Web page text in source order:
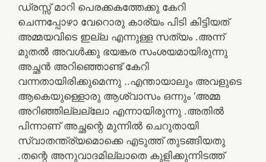
ഡ്രസ്സ് മാറി പെരക്കകത്തേക്കു കേറി
ചെന്നപ്പോഴാ വേറൊരു കാര്യം പിടി കിട്ടിയത്
അമ്മയവിടെ ഇല്ല എന്നുള്ള സത്യം .അന്ന്
മുതൽ അവൾക്കു ഭയങ്കര സംശയമായിരുന്നു
അച്ഛൻ അറിഞ്ഞൊണ്ട് കേറി
വന്നതായിരിക്കുമെന്നു ..എന്തായാലും അവളുടെ
ആകെയുള്ളൊരു ആശ്വാസം ഒന്നും ‘അമ്മ
അറിഞ്ഞില്ലല്ലോ എന്നായിരുന്നു .അതിൽ
പിന്നാണ് അച്ഛന്റെ മുന്നിൽ ചെറുതായി
സ്വാതന്ത്ര്യമൊക്കെ എടുത്ത് തുടങ്ങിയതു
.തന്റെ അനുവാദമില്ലാതെ കുളിക്കുന്നിടത്ത്